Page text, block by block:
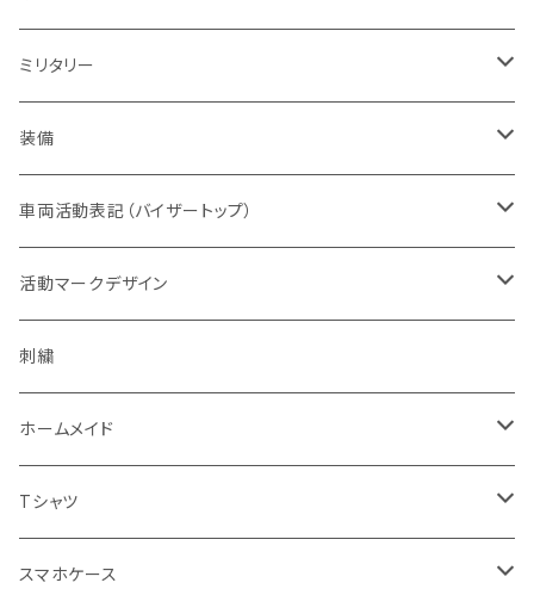
赤色系
黄色系
キャップ・帽子
ベージュ系
POLICE・警察
バッジ
パッチ（ワッペン）
キャップ・帽子
取扱権利（販売など）
オフィスウエア
パブ衣装
ナイトウエア
ステージ衣装
スポーツウエア
レディス対応（メンズサイズダウン）
ドライウエア
メンズ
ドライウエア
レディス
メンズ
ミリタリー
ベスト
帽子
ベルト
バッグ
ポーチ
ブーツ
ソックス
装備
ヘルメット
デルタブランド
乗車型
キャップ
刺繍
シルク印刷
フェイスマスク
メガネ
ショール
腕のガード
車両活動表記（バイザートップ）
緊急時表示
警戒表示
オリジナル
通信
支援
活動マークデザイン
活動チームマーク
刺繍
ホームメイド
エスコートエンジェル
セット
ガンスタンド
Tシャツ
オールジャパンコールサイン
スマホケース